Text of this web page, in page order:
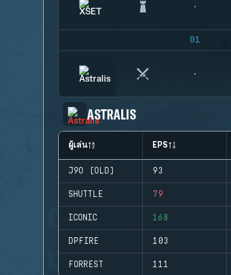
01
ASTRALIS
ผู้เล่น EPS
J9O (OLD) 93
SHUTTLE 79
ICONIC 168
DPFIRE 103
FORREST 111